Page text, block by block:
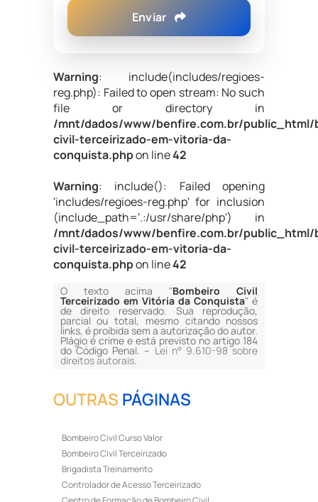
Enviar
Warning: include(includes/regioes-
reg.php): Failed to open stream: No such
file or directory in
/mnt/dados/www/benfire.com.br/public_html/
civil-terceirizado-em-vitoria-da-
conquista.phpon line42
Warning: include(): Failed opening
'includes/regioes-reg.php' for inclusion
(include_path='.:/usr/share/php') in
/mnt/dados/www/benfire.com.br/public_html/
civil-terceirizado-em-vitoria-da-
conquista.phpon line42
O texto acima "Bombeiro Civil
Terceirizado em Vitória da Conquista" é
de direito reservado. Sua reprodução,
parcial ou total, mesmo citando nossos
links, é proibida sem a autorização do autor.
Plágio é crime e está previsto no artigo 184
do Código Penal. – Lei n° 9.610-98 sobre
direitos autorais.
OUTRAS PÁGINAS
Bombeiro Civil Curso Valor
Bombeiro Civil Terceirizado
Brigadista Treinamento
Controlador de Acesso Terceirizado